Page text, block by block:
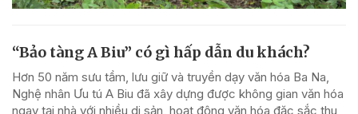
“Bảo tàng A Biu” có gì hấp dẫn du khách?
Hơn 50 năm sưu tầm, lưu giữ và truyền dạy văn hóa Ba Na,
Nghệ nhân Ưu tú A Biu đã xây dựng được không gian văn hóa
ngay tại nhà với nhiều di sản, hoạt động văn hóa đặc sắc thu